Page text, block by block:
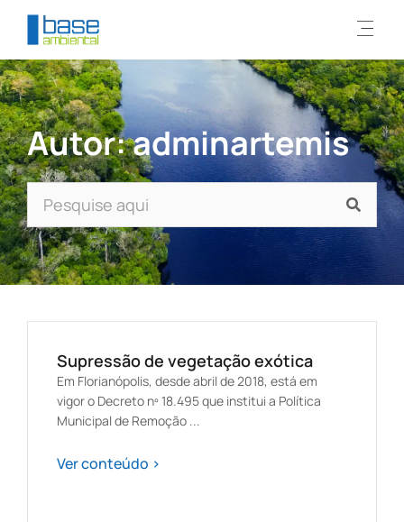
Autor:adminartemis
Supressão de vegetação exótica
Em Florianópolis, desde abril de 2018, está em
vigor o Decreto nº 18.495 que institui a Política
Municipal de Remoção ...
Ver conteúdo >